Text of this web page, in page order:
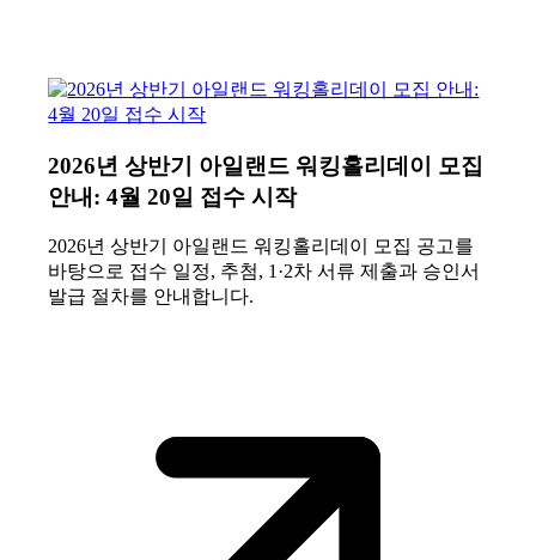
2026년 상반기 아일랜드 워킹홀리데이 모집
안내: 4월 20일 접수 시작
2026년 상반기 아일랜드 워킹홀리데이 모집 공고를
바탕으로 접수 일정, 추첨, 1·2차 서류 제출과 승인서
발급 절차를 안내합니다.